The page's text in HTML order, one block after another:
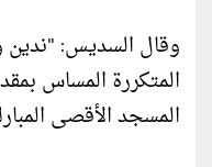
وقال السديس: "ندين
المتكررة المساس
المسجد الأقصى